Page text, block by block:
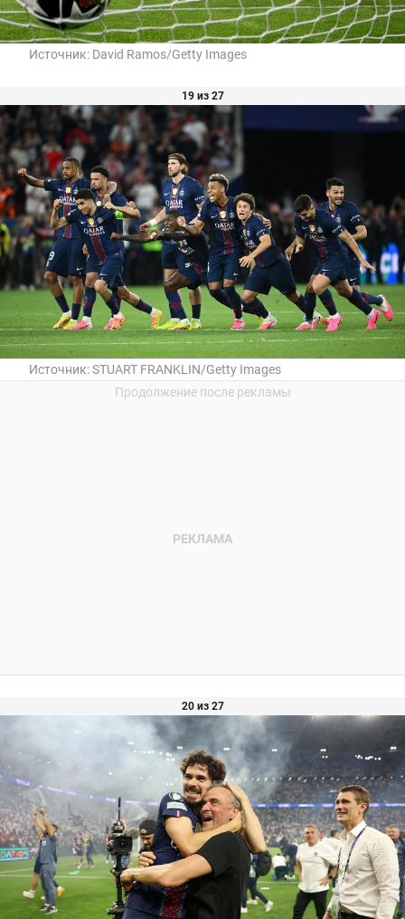
Источник: David Ramos/Getty Images
19 из 27
Источник:STUART FRANKLIN/Getty Images
20 из 27